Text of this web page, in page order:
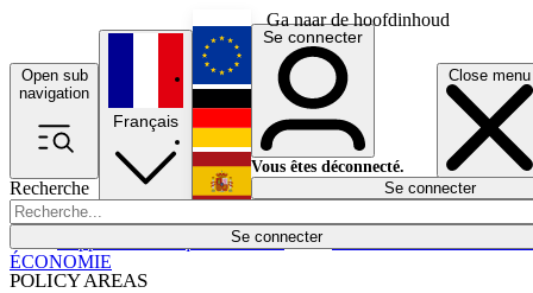
Ga naar de hoofdinhoud
Open sub
navigation
Close menu
Recherche
Se connecter
POLICY AREAS
Économie
Français
English
Deutsch
Español
Se connecter
Vous êtes déconnecté.
Se connecter
ÉCONOMIE